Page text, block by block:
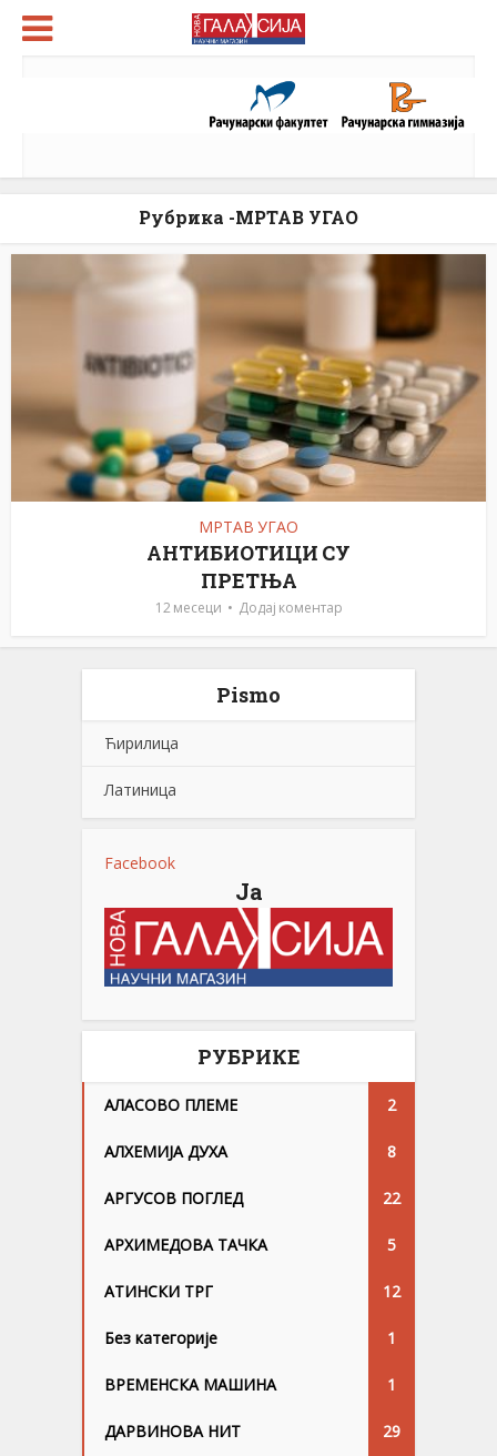
Рубрика -МРТАВ УГАО
МРТАВ УГАО
АНТИБИОТИЦИ СУ
ПРЕТЊА
12 месеци Додај коментар
Pismo
Ћирилица
Латиница
Facebook
Ја
РУБРИКЕ
АЛАСОВО ПЛЕМЕ 2
АЛХЕМИЈА ДУХА 8
АРГУСОВ ПОГЛЕД 22
АРХИМЕДОВА ТАЧКА 5
АТИНСКИ ТРГ 12
Без категорије 1
ВРЕМЕНСКА МАШИНА 1
ДАРВИНОВА НИТ 29